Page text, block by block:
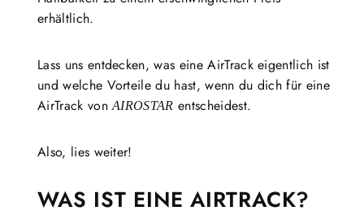
erhältlich.
Lass uns entdecken, was eine AirTrack eigentlich ist
und welche Vorteile du hast, wenn du dich für eine
AirTrack vonAIROSTAR entscheidest.
Also, lies weiter!
WAS IST EINE AIRTRACK?